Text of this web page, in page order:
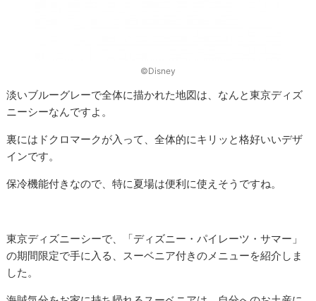
©Disney
淡いブルーグレーで全体に描かれた地図は、なんと東京ディズ
ニーシーなんですよ。
裏にはドクロマークが入って、全体的にキリッと格好いいデザ
インです。
保冷機能付きなので、特に夏場は便利に使えそうですね。
東京ディズニーシーで、「ディズニー・パイレーツ・サマー」
の期間限定で手に入る、スーベニア付きのメニューを紹介しま
した。